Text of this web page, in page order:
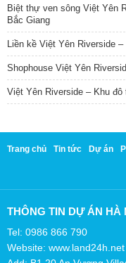
Biệt thự ven sông Việt Yên
Bắc Giang
Liền kề Việt Yên Riverside
Shophouse Việt Yên
Việt Yên Riverside – Khu
Trang chủ Tin tức Dự án
THÔNG TIN DỰ ÁN HÀ
Tel: 0986 866 790
Website: www.land24h.net